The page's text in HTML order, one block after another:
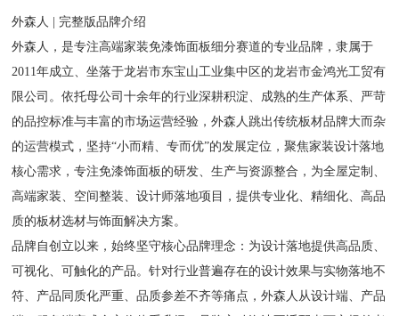
外森人 | 完整版品牌介绍
外森人，是专注高端家装免漆饰面板细分赛道的专业品牌，隶属于
2011年成立、坐落于龙岩市东宝山工业集中区的龙岩市金鸿光工贸有
限公司。依托母公司十余年的行业深耕积淀、成熟的生产体系、严苛
的品控标准与丰富的市场运营经验，外森人跳出传统板材品牌大而杂
的运营模式，坚持“小而精、专而优”的发展定位，聚焦家装设计落地
核心需求，专注免漆饰面板的研发、生产与资源整合，为全屋定制、
高端家装、空间整装、设计师落地项目，提供专业化、精细化、高品
质的板材选材与饰面解决方案。
品牌自创立以来，始终坚守核心品牌理念：为设计落地提供高品质、
可视化、可触化的产品。针对行业普遍存在的设计效果与实物落地不
符、产品同质化严重、品质参差不齐等痛点，外森人从设计端、产品